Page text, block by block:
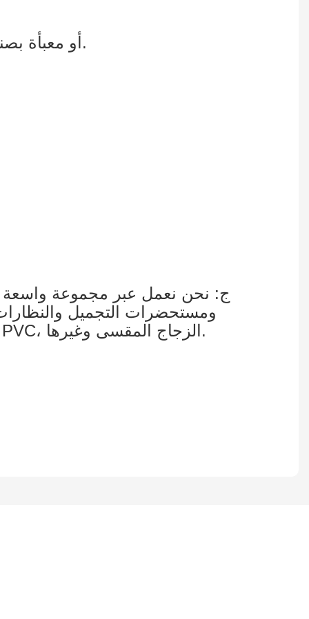
4. علبة كرتون زانيتا مع واقي زاوية من الورق المقوى على شكل حرف L، أو معبأة بصندوق خشبي.
ج: نحن نعمل عبر مجموعة واسعة
ومستحضرات التجميل والنظارات
شاشات نقاط البيع، باستخدام العديد من المواد المختلفة: الخشب، المعدن، الأكريليك، PVC، الزجاج المقسى وغيرها.